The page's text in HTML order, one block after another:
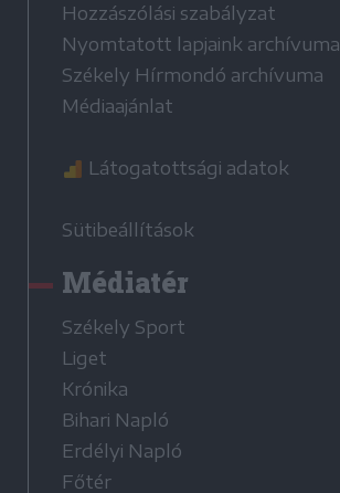
Hozzászólási szabályzat
Nyomtatott lapjaink archívuma
Székely Hírmondó archívuma
Médiaajánlat
Látogatottsági adatok
Sütibeállítások
Médiatér
Székely Sport
Liget
Krónika
Bihari Napló
Erdélyi Napló
Főtér